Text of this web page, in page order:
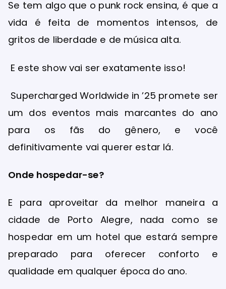
Se tem algo que o punk rock ensina, é que a
vida é feita de momentos intensos, de
gritos de liberdade e de música alta.
E este show vai ser exatamente isso!
Supercharged Worldwide in ’25 promete ser
um dos eventos mais marcantes do ano
para os fãs do gênero, e você
definitivamente vai querer estar lá.
Onde hospedar-se?
E para aproveitar da melhor maneira a
cidade de Porto Alegre, nada como se
hospedar em um hotel que estará sempre
preparado para oferecer conforto e
qualidade em qualquer época do ano.